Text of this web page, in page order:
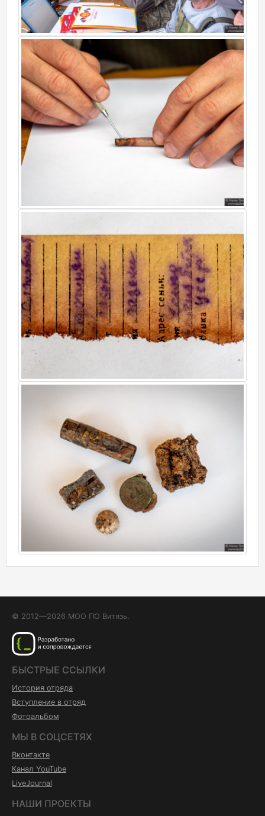
© 2012—2026 МОО ПО Витязь.
БЫСТРЫЕ ССЫЛКИ
История отряда
Вступление в отряд
Фотоальбом
МЫ В СОЦСЕТЯХ
Вконтакте
Канал YouTube
LiveJournal
НАШИ ПРОЕКТЫ